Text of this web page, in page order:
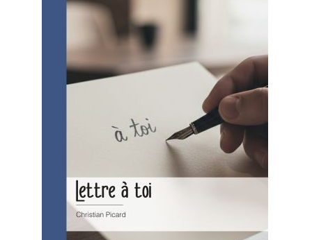
CONNAISSANCES ET SAVOIRS
MON PETIT ÉDITEUR